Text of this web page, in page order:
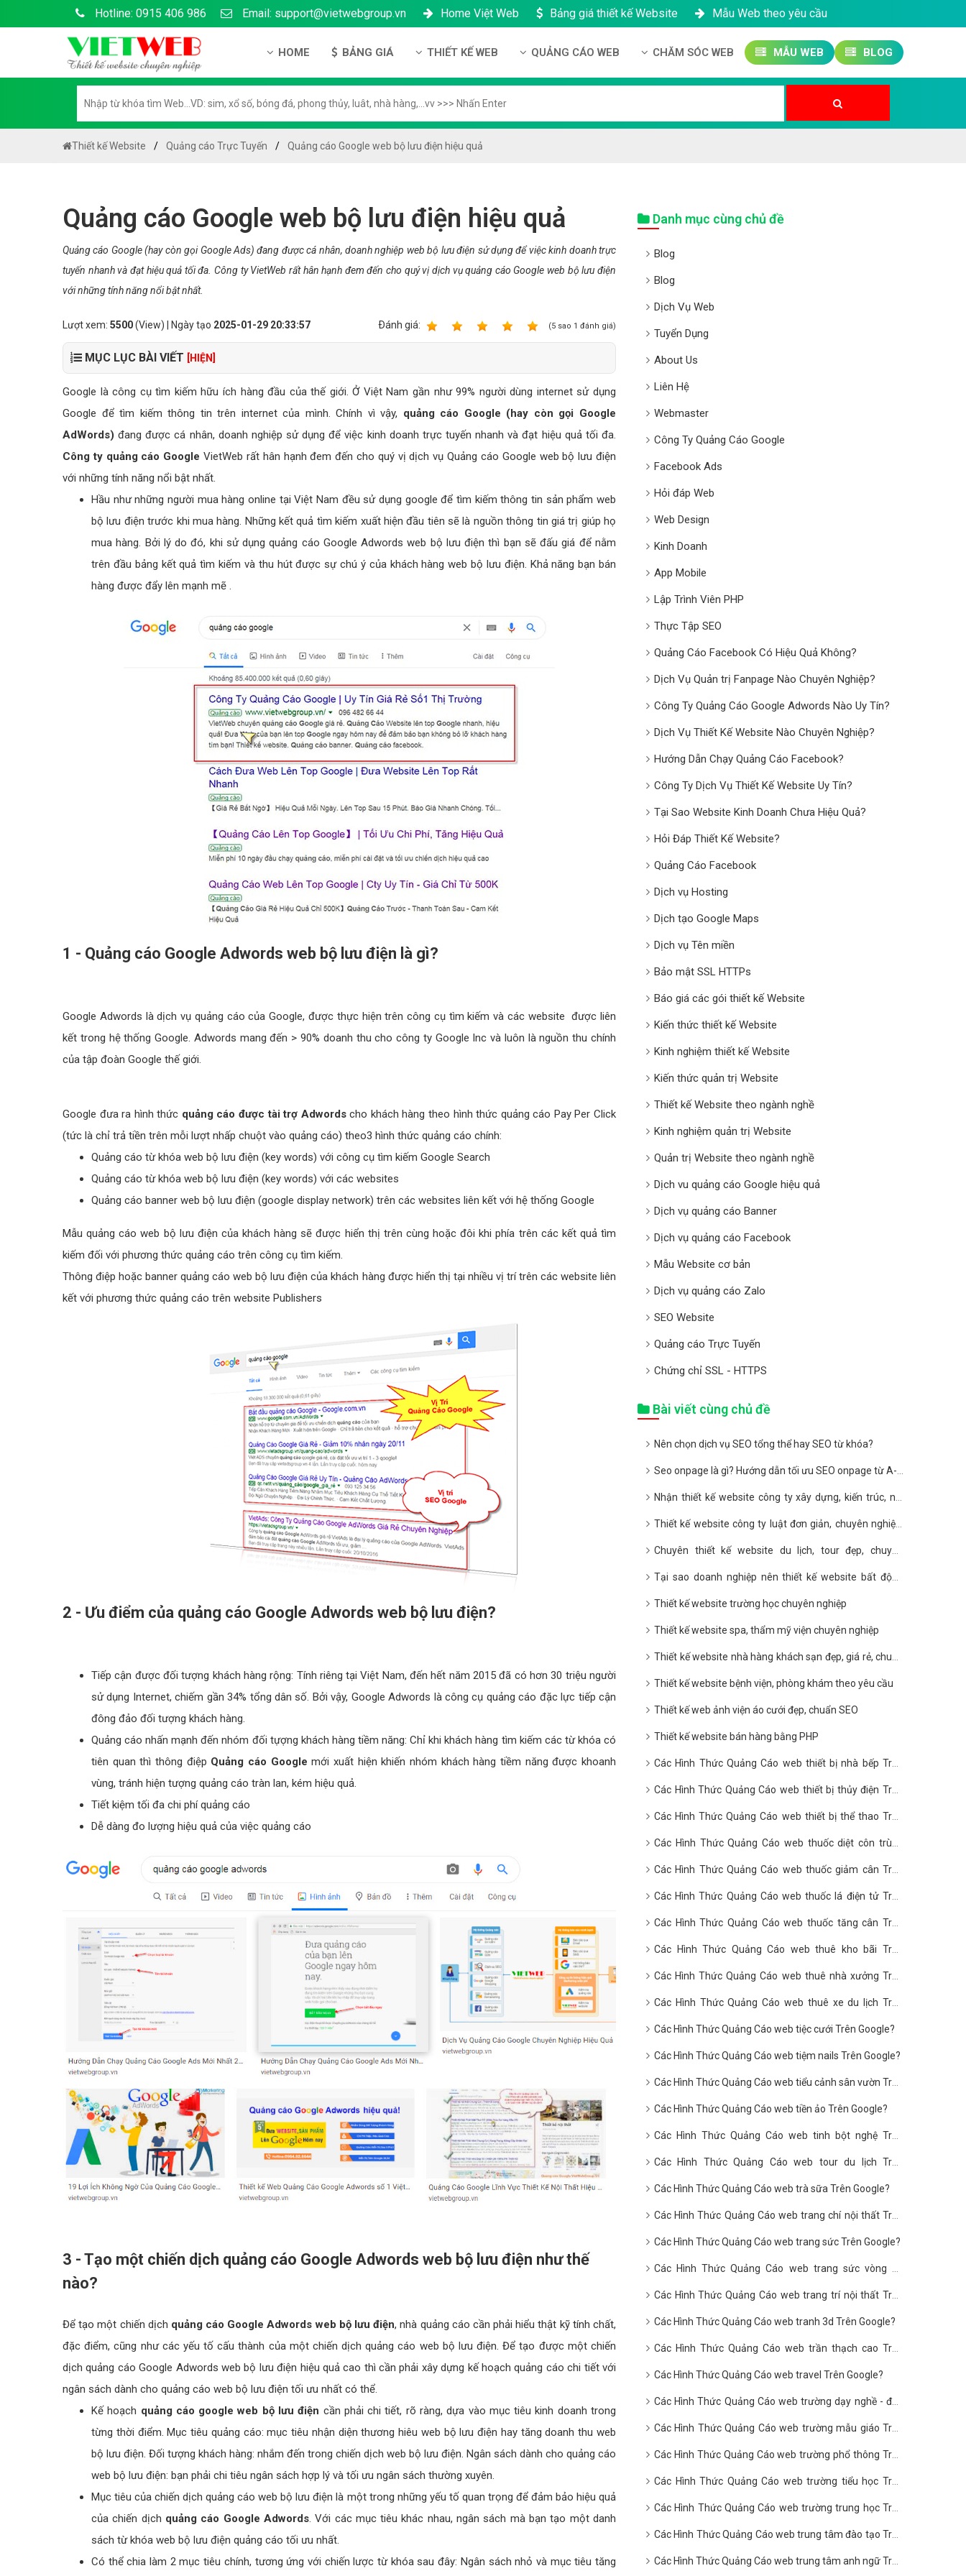
Hotline: 0915 406 986 Email: support@vietwebgroup.vn Home Việt Web Bảng giá thiết kế Website Mẫu Web theo yêu cầu
HOME
Hướng dẫn thanh toán
Chính sách bảo hành & bảo trì
Liên hệ công ty
Chính sách đại lý
BẢNG GIÁ
Bảng giá thiết kế App Android & IOS
Bảng giá thuê VPS
Bảng giá thuê Server
Bảng giá SSL - HTTTS
Bảng giá quảng cáo Google
Bảng giá quảng cáo Banner
Bảng giá quản trị Website
Bảng giá quản trị Fanpage Facebook
Bảng giá SEO Website
THIẾT KẾ WEB
Thiết kế App
QUẢNG CÁO WEB CHĂM SÓC WEB MẪU WEB BLOG
Thiết kế Website Quảng cáo Trực Tuyến Quảng cáo Google web bộ lưu điện hiệu quả
Quảng cáo Google web bộ lưu điện hiệu quả
Quảng cáo Google (hay còn gọi Google Ads) đang được cá nhân, doanh nghiệp web bộ lưu điện sử dụng để việc kinh doanh trực
tuyến nhanh và đạt hiệu quả tối đa. Công ty VietWeb rất hân hạnh đem đến cho quý vị dịch vụ quảng cáo Google web bộ lưu điện
với những tính năng nổi bật nhất.
Lượt xem: 5500(View) | Ngày tạo 2025-01-29 20:33:57 Ðánh giá: (5 sao 1 đánh giá)
MỤC LỤC BÀI VIẾT [HIỆN]
Google là công cụ tìm kiếm hữu ích hàng đầu của thế giới. Ở Việt Nam gần như 99% người dùng internet sử dụng
Google để tìm kiếm thông tin trên internet của mình. Chính vì vậy, quảng cáo Google (hay còn gọi Google
AdWords) đang được cá nhân, doanh nghiệp sử dụng để việc kinh doanh trực tuyến nhanh và đạt hiệu quả tối đa.
Công ty quảng cáo Google VietWeb rất hân hạnh đem đến cho quý vị dịch vụ Quảng cáo Google web bộ lưu điện
với những tính năng nổi bật nhất.
Hầu như những người mua hàng online tại Việt Nam đều sử dụng google để tìm kiếm thông tin sản phẩm web
bộ lưu điện trước khi mua hàng. Những kết quả tìm kiếm xuất hiện đầu tiên sẽ là nguồn thông tin giá trị giúp họ
mua hàng. Bởi lý do đó, khi sử dụng quảng cáo Google Adwords web bộ lưu điện thì bạn sẽ đấu giá để nằm
trên đầu bảng kết quả tìm kiếm và thu hút được sự chú ý của khách hàng web bộ lưu điện. Khả năng bạn bán
hàng được đẩy lên mạnh mẽ .
1 - Quảng cáo Google Adwords web bộ lưu điện là gì?
Google Adwords là dịch vụ quảng cáo của Google, được thực hiện trên công cụ tìm kiếm và các website được liên
kết trong hệ thống Google. Adwords mang đến > 90% doanh thu cho công ty Google Inc và luôn là nguồn thu chính
của tập đoàn Google thế giới.
Google đưa ra hình thức quảng cáo được tài trợ Adwordscho khách hàng theo hình thức quảng cáo Pay Per Click
(tức là chỉ trả tiền trên mỗi lượt nhấp chuột vào quảng cáo) theo3 hình thức quảng cáo chính:
Quảng cáo từ khóa web bộ lưu điện (key words) với công cụ tìm kiếm Google Search
Quảng cáo từ khóa web bộ lưu điện (key words) với các websites
Quảng cáo banner web bộ lưu điện (google display network) trên các websites liên kết với hệ thống Google
Mẫu quảng cáo web bộ lưu điện của khách hàng sẽ được hiển thị trên cùng hoặc đôi khi phía trên các kết quả tìm
kiếm đối với phương thức quảng cáo trên công cụ tìm kiếm.
Thông điệp hoặc banner quảng cáo web bộ lưu điện của khách hàng được hiển thị tại nhiều vị trí trên các website liên
kết với phương thức quảng cáo trên website Publishers
2 - Ưu điểm của quảng cáo Google Adwords web bộ lưu điện?
Tiếp cận được đối tượng khách hàng rộng: Tính riêng tại Việt Nam, đến hết năm 2015 đã có hơn 30 triệu người
sử dụng Internet, chiếm gần 34% tổng dân số. Bởi vậy, Google Adwords là công cụ quảng cáo đặc lực tiếp cận
đông đảo đối tượng khách hàng.
Quảng cáo nhấn mạnh đến nhóm đối tựợng khách hàng tiềm năng: Chỉ khi khách hàng tìm kiếm các từ khóa có
tiên quan thì thông điệp Quảng cáo Google mới xuất hiện khiến nhóm khách hàng tiềm năng được khoanh
vùng, tránh hiện tượng quảng cáo tràn lan, kém hiệu quả.
Tiết kiệm tối đa chi phí quảng cáo
Dễ dàng đo lượng hiệu quả của việc quảng cáo
3 - Tạo một chiến dịch quảng cáo Google Adwords web bộ lưu điện như thế
nào?
Để tạo một chiến dịch quảng cáo Google Adwords web bộ lưu điện, nhà quảng cáo cần phải hiểu thật kỹ tính chất,
đặc điểm, cũng như các yếu tố cấu thành của một chiến dịch quảng cáo web bộ lưu điện. Để tạo được một chiến
dịch quảng cáo Google Adwords web bộ lưu điện hiệu quả cao thì cần phải xây dựng kế hoạch quảng cáo chi tiết với
ngân sách dành cho quảng cáo web bộ lưu điện tối ưu nhất có thể.
Kế hoạch quảng cáo google web bộ lưu điện cần phải chi tiết, rõ ràng, dựa vào mục tiêu kinh doanh trong
từng thời điểm. Mục tiêu quảng cáo: mục tiêu nhận diện thương hiêu web bộ lưu điện hay tăng doanh thu web
bộ lưu điện. Đối tượng khách hàng: nhắm đến trong chiến dịch web bộ lưu điện. Ngân sách dành cho quảng cáo
web bộ lưu điện: bạn phải chi tiêu ngân sách hợp lý và tối ưu ngân sách thường xuyên.
Mục tiêu của chiến dịch quảng cáo web bộ lưu điện là một trong những yếu tố quan trọng để đảm bảo hiệu quả
của chiến dịch quảng cáo Google Adwords. Với các mục tiêu khác nhau, ngân sách mà bạn tạo một danh
sách từ khóa web bộ lưu điện quảng cáo tối ưu nhất.
Có thể chia làm 2 mục tiêu chính, tương ứng với chiến lược từ khóa sau đây: Ngân sách nhỏ và mục tiêu tăng
Danh mục cùng chủ đề
Blog
Blog
Dịch Vụ Web
Tuyển Dụng
About Us
Liên Hệ
Webmaster
Công Ty Quảng Cáo Google
Facebook Ads
Hỏi đáp Web
Web Design
Kinh Doanh
App Mobile
Lập Trình Viên PHP
Thực Tập SEO
Quảng Cáo Facebook Có Hiệu Quả Không?
Dịch Vụ Quản trị Fanpage Nào Chuyên Nghiệp?
Công Ty Quảng Cáo Google Adwords Nào Uy Tín?
Dịch Vụ Thiết Kế Website Nào Chuyên Nghiệp?
Hướng Dẫn Chạy Quảng Cáo Facebook?
Công Ty Dịch Vụ Thiết Kế Website Uy Tín?
Tại Sao Website Kinh Doanh Chưa Hiệu Quả?
Hỏi Đáp Thiết Kế Website?
Quảng Cáo Facebook
Dịch vụ Hosting
Dịch tạo Google Maps
Dịch vụ Tên miền
Bảo mật SSL HTTPs
Báo giá các gói thiết kế Website
Kiến thức thiết kế Website
Kinh nghiệm thiết kế Website
Kiến thức quản trị Website
Thiết kế Website theo ngành nghề
Kinh nghiệm quản trị Website
Quản trị Website theo ngành nghề
Dịch vu quảng cáo Google hiệu quả
Dịch vụ quảng cáo Banner
Dịch vụ quảng cáo Facebook
Mẫu Website cơ bản
Dịch vụ quảng cáo Zalo
SEO Website
Quảng cáo Trực Tuyến
Chứng chỉ SSL - HTTPS
Bài viết cùng chủ đề
Nên chọn dịch vụ SEO tổng thể hay SEO từ khóa?
Seo onpage là gì? Hướng dẫn tối ưu SEO onpage từ A-Z
2020
Nhận thiết kế website công ty xây dựng, kiến trúc, nội
thất giá rẻ
Thiết kế website công ty luật đơn giản, chuyên nghiệp,
giá rẻ
Chuyên thiết kế website du lịch, tour đẹp, chuyên
nghiệp, giá rẻ
Tại sao doanh nghiệp nên thiết kế website bất động
sản?
Thiết kế website trường học chuyên nghiệp
Thiết kế website spa, thẩm mỹ viện chuyên nghiệp
Thiết kế website nhà hàng khách sạn đẹp, giá rẻ, chuẩn
SEO
Thiết kế website bệnh viện, phòng khám theo yêu cầu
Thiết kế web ảnh viện áo cưới đẹp, chuẩn SEO
Thiết kế website bán hàng bằng PHP
Các Hình Thức Quảng Cáo web thiết bị nhà bếp Trên
Google?
Các Hình Thức Quảng Cáo web thiết bị thủy điện Trên
Google?
Các Hình Thức Quảng Cáo web thiết bị thể thao Trên
Google?
Các Hình Thức Quảng Cáo web thuốc diệt côn trùng
Trên Google?
Các Hình Thức Quảng Cáo web thuốc giảm cân Trên
Google?
Các Hình Thức Quảng Cáo web thuốc lá điện tử Trên
Google?
Các Hình Thức Quảng Cáo web thuốc tăng cân Trên
Google?
Các Hình Thức Quảng Cáo web thuê kho bãi Trên
Google?
Các Hình Thức Quảng Cáo web thuê nhà xưởng Trên
Google?
Các Hình Thức Quảng Cáo web thuê xe du lịch Trên
Google?
Các Hình Thức Quảng Cáo web tiệc cưới Trên Google?
Các Hình Thức Quảng Cáo web tiệm nails Trên Google?
Các Hình Thức Quảng Cáo web tiểu cảnh sân vườn Trên
Google?
Các Hình Thức Quảng Cáo web tiền ảo Trên Google?
Các Hình Thức Quảng Cáo web tinh bột nghệ Trên
Google?
Các Hình Thức Quảng Cáo web tour du lịch Trên
Google?
Các Hình Thức Quảng Cáo web trà sữa Trên Google?
Các Hình Thức Quảng Cáo web trang chí nội thất Trên
Google?
Các Hình Thức Quảng Cáo web trang sức Trên Google?
Các Hình Thức Quảng Cáo web trang sức vòng hổ
phách Trên Google?
Các Hình Thức Quảng Cáo web trang trí nội thất Trên
Google?
Các Hình Thức Quảng Cáo web tranh 3d Trên Google?
Các Hình Thức Quảng Cáo web trần thạch cao Trên
Google?
Các Hình Thức Quảng Cáo web travel Trên Google?
Các Hình Thức Quảng Cáo web trường dạy nghề - đào
tạo nghề Trên Google?
Các Hình Thức Quảng Cáo web trường mẫu giáo Trên
Google?
Các Hình Thức Quảng Cáo web trường phổ thông Trên
Google?
Các Hình Thức Quảng Cáo web trường tiểu học Trên
Google?
Các Hình Thức Quảng Cáo web trường trung học Trên
Google?
Các Hình Thức Quảng Cáo web trung tâm đào tạo Trên
Google?
Các Hình Thức Quảng Cáo web trung tâm anh ngữ Trên